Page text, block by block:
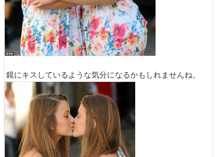
鏡にキスしているような気分になるかもしれませんね。